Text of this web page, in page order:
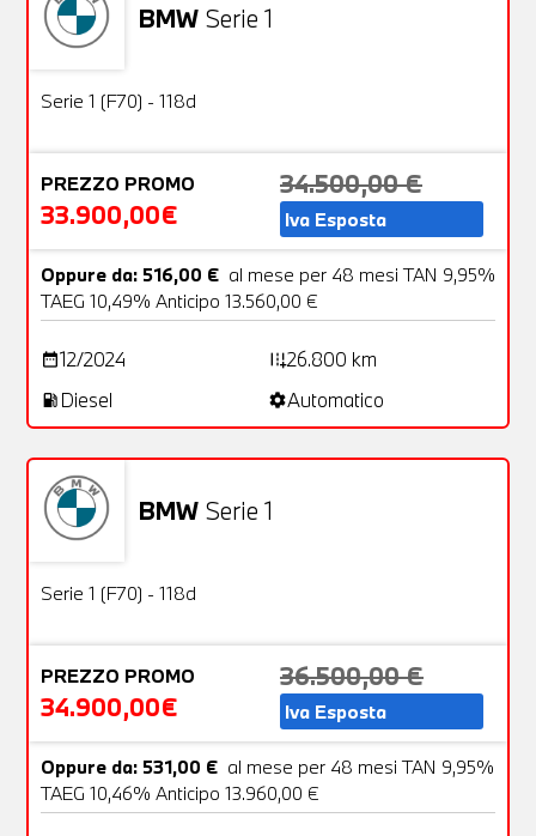
BMW Serie 1
Usato
Serie 1 (F70) - 118d
PREZZO PROMO
33.900,00€
34.500,00 €
Iva Esposta
Oppure da: 516,00 € al mese per 48 mesi TAN 9,95%
TAEG 10,49% Anticipo 13.560,00 €
date_range12/2024 add_road26.800 km
local_gas_station Diesel settingsAutomatico
BMW Serie 1
Usato
Serie 1 (F70) - 118d
PREZZO PROMO
34.900,00€
36.500,00 €
Iva Esposta
Oppure da: 531,00 € al mese per 48 mesi TAN 9,95%
TAEG 10,46% Anticipo 13.960,00 €